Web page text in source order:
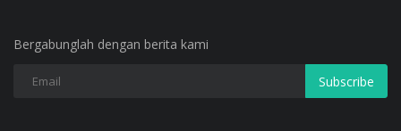
Bergabunglah dengan berita kami
Subscribe